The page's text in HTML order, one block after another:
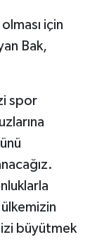
için
Bak,
spor
büyütmek